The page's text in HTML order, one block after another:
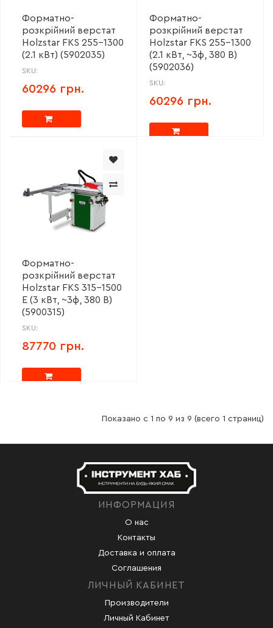
Форматно-
розкрійний верстат
Holzstar FKS 255-1300
(2.1 кВт) (5902035)
SKU:
60296 грн.
Форматно-
розкрійний верстат
Holzstar FKS 255-1300
(2.1 кВт, ~3ф, 380 В)
(5902036)
SKU:
60296 грн.
Форматно-
розкрійний верстат
Holzstar FKS 315-1500
E (3 кВт, ~3ф, 380 В)
(5900315)
SKU:
87770 грн.
Показано с 1 по 9 из 9 (всего 1 страниц)
ИНФОРМАЦИЯ
О нас
Контакты
Доставка и оплата
Соглашения
ЛИЧНЫЙ КАБИНЕТ
Производители
Личный Кабинет